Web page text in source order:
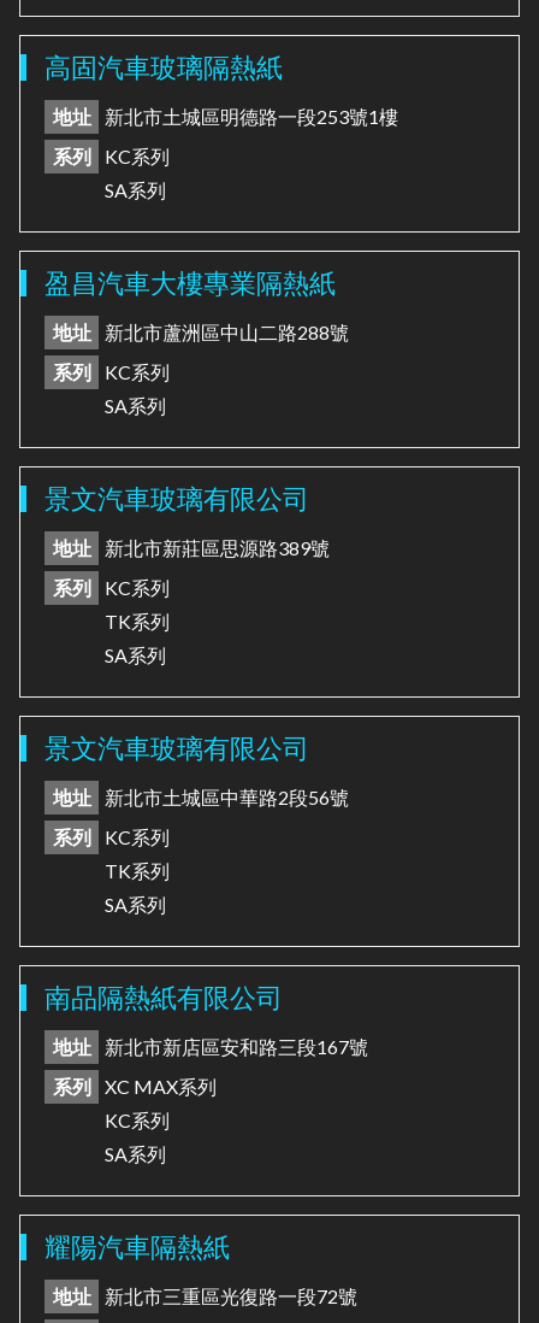
高固汽車玻璃隔熱紙
地址
新北市土城區明德路一段253號1樓
系列
KC系列
SA系列
盈昌汽車大樓專業隔熱紙
地址
新北市蘆洲區中山二路288號
系列
KC系列
SA系列
景文汽車玻璃有限公司
地址
新北市新莊區思源路389號
系列
KC系列
TK系列
SA系列
景文汽車玻璃有限公司
地址
新北市土城區中華路2段56號
系列
KC系列
TK系列
SA系列
南品隔熱紙有限公司
地址
新北市新店區安和路三段167號
系列
XC MAX系列
KC系列
SA系列
耀陽汽車隔熱紙
地址
新北市三重區光復路一段72號